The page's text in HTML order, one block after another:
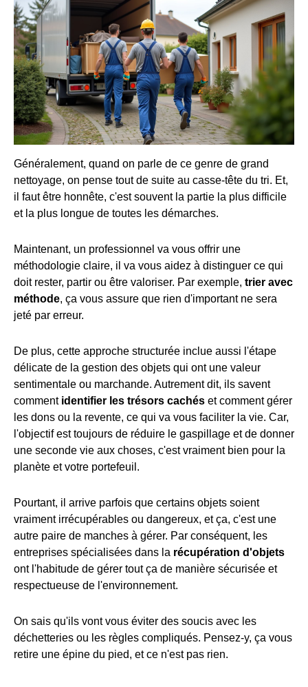
Généralement, quand on parle de ce genre de grand
nettoyage, on pense tout de suite au casse-tête du tri. Et,
il faut être honnête, c'est souvent la partie la plus difficile
et la plus longue de toutes les démarches.
Maintenant, un professionnel va vous offrir une
méthodologie claire, il va vous aidez à distinguer ce qui
doit rester, partir ou être valoriser. Par exemple, trier avec
méthode, ça vous assure que rien d'important ne sera
jeté par erreur.
De plus, cette approche structurée inclue aussi l'étape
délicate de la gestion des objets qui ont une valeur
sentimentale ou marchande. Autrement dit, ils savent
comment identifier les trésors cachés et comment gérer
les dons ou la revente, ce qui va vous faciliter la vie. Car,
l'objectif est toujours de réduire le gaspillage et de donner
une seconde vie aux choses, c'est vraiment bien pour la
planète et votre portefeuil.
Pourtant, il arrive parfois que certains objets soient
vraiment irrécupérables ou dangereux, et ça, c'est une
autre paire de manches à gérer. Par conséquent, les
entreprises spécialisées dans la récupération d'objets
ont l'habitude de gérer tout ça de manière sécurisée et
respectueuse de l'environnement.
On sais qu'ils vont vous éviter des soucis avec les
déchetteries ou les règles compliqués. Pensez-y, ça vous
retire une épine du pied, et ce n'est pas rien.